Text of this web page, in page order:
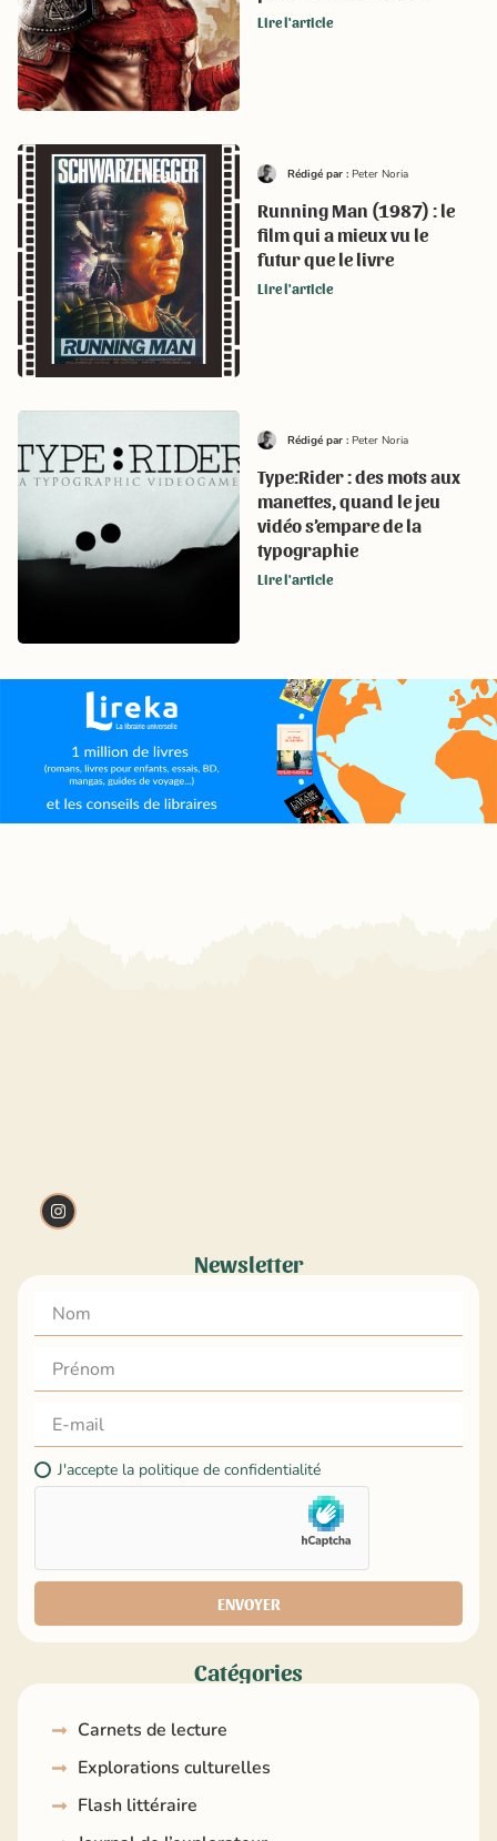
Lire l'article
Rédigé par : Peter Noria
Running Man (1987) : le
film qui a mieux vu le
futur que le livre
Lire l'article
Rédigé par : Peter Noria
Type:Rider : des mots aux
manettes, quand le jeu
vidéo s’empare de la
typographie
Lire l'article
Newsletter
J'accepte la politique de confidentialité
ENVOYER
Catégories
Carnets de lecture
Explorations culturelles
Flash littéraire